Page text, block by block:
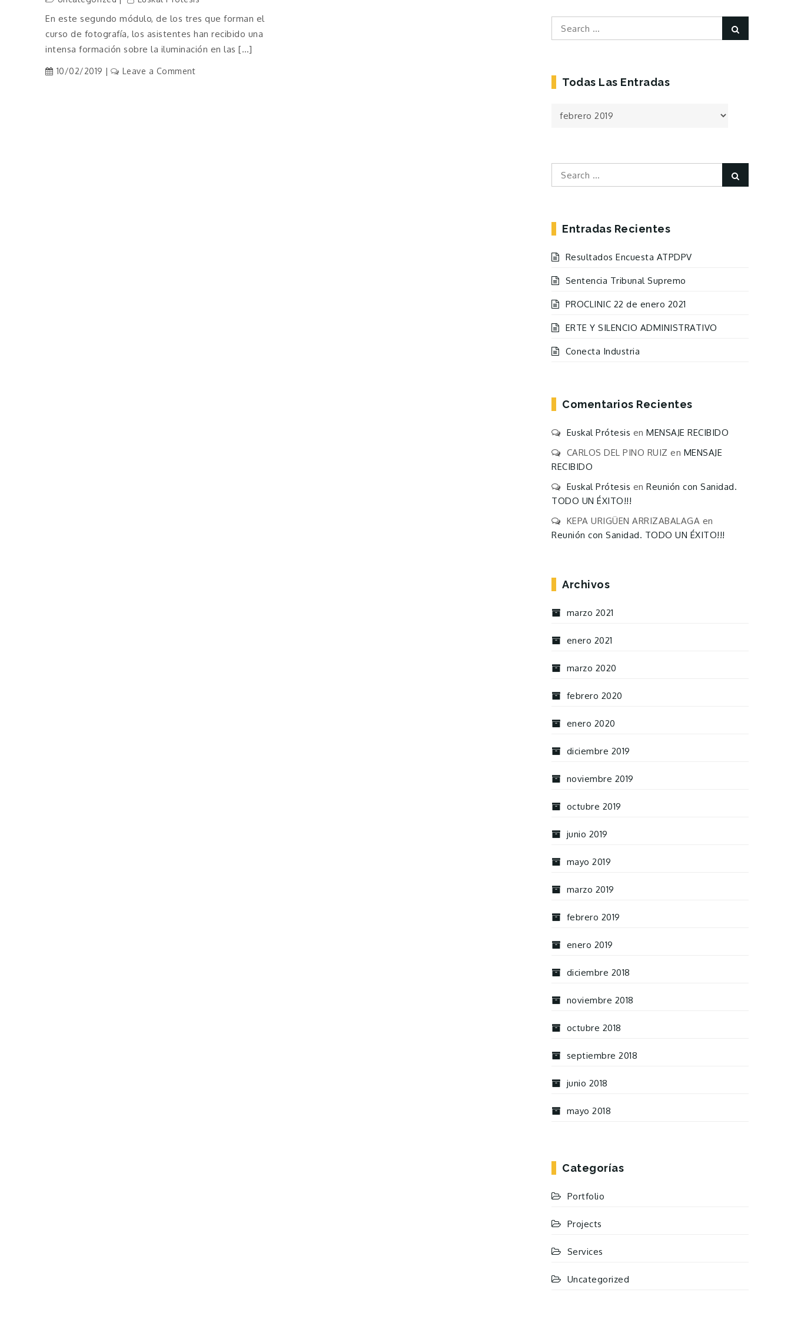
En este segundo módulo, de los tres que forman el
curso de fotografía, los asistentes han recibido una
intensa formación sobre la iluminación en las […]
10/02/2019 Leave a Commenton
Search
for:
Todas Las Entradas
Todas
Search
for:
Entradas Recientes
Resultados Encuesta ATPDPV
Sentencia Tribunal Supremo
PROCLINIC 22 de enero 2021
ERTE Y SILENCIO ADMINISTRATIVO
Conecta Industria
Comentarios Recientes
Euskal Prótesis en MENSAJE RECIBIDO
CARLOS DEL PINO RUIZ en MENSAJE
RECIBIDO
Euskal Prótesis en Reunión con Sanidad.
TODO UN ÉXITO!!!
KEPA URIGÜEN ARRIZABALAGA en
Reunión con Sanidad. TODO UN ÉXITO!!!
Archivos
marzo 2021
enero 2021
marzo 2020
febrero 2020
enero 2020
diciembre 2019
noviembre 2019
octubre 2019
junio 2019
mayo 2019
marzo 2019
febrero 2019
enero 2019
diciembre 2018
noviembre 2018
octubre 2018
septiembre 2018
junio 2018
mayo 2018
Categorías
Portfolio
Projects
Services
Uncategorized